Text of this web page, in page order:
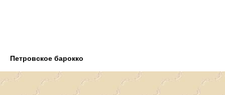
Петровское барокко